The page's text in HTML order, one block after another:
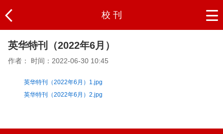
校 刊
英华特刊（2022年6月）
作者： 时间：2022-06-30 10:45
英华特刊（2022年6月）1.jpg
英华特刊（2022年6月）2.jpg